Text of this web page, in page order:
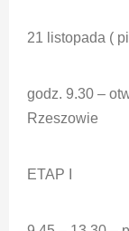
21 listopada (
godz. 9.30 –
Rzeszowie
ETAP I